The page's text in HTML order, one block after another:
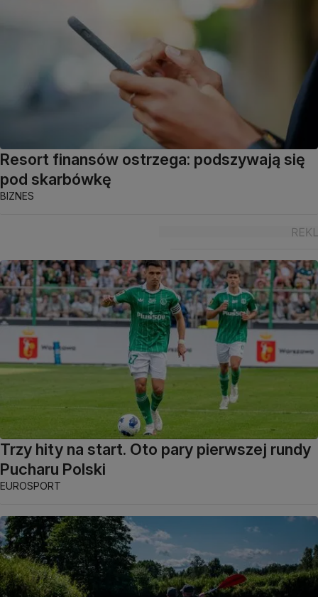
Resort finansów ostrzega: podszywają się
pod skarbówkę
BIZNES
Trzy hity na start. Oto pary pierwszej rundy
Pucharu Polski
EUROSPORT